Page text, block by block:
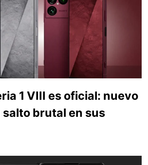
1 VIII es oficial: nuevo
salto brutal en sus